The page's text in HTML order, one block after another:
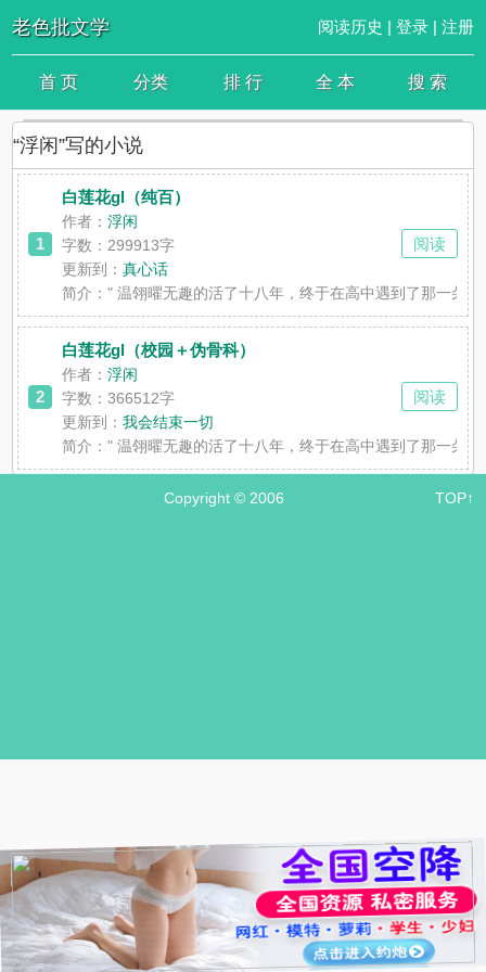
老色批文学 阅读历史 | 登录| 注册
首 页 分类 排 行 全 本 搜 索
“浮闲”写的小说
1
白莲花gl（纯百）
作者：浮闲
字数：299913字
更新到：真心话
简介：" 温翎曜无趣的活了十八年，终于在高中遇到了那一朵
阅读
2
白莲花gl（校园＋伪骨科）
作者：浮闲
字数：366512字
更新到：我会结束一切
简介：" 温翎曜无趣的活了十八年，终于在高中遇到了那一朵
阅读
Copyright © 2006 TOP↑